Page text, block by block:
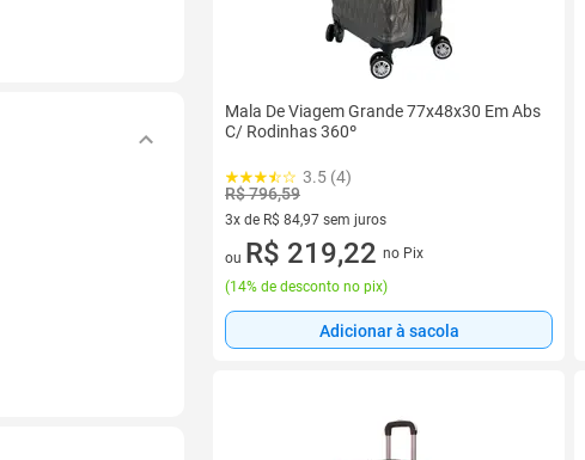
Mala De Viagem Grande 77x48x30 Em Abs
C/ Rodinhas 360º
3.5 (4)
R$ 796,59
3x de R$ 84,97 sem juros
3 vez de R$ 84,97 sem juros
ou R$ 219,22 no Pix
(14% de desconto no pix)
Adicionar à sacola